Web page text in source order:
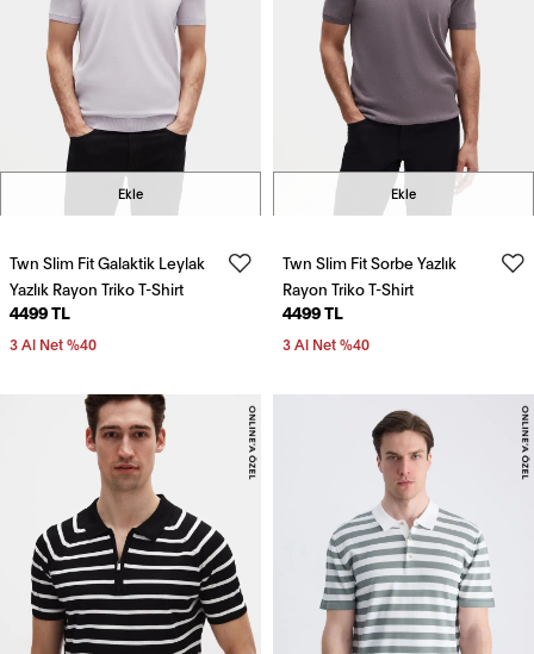
Ekle
Twn Slim Fit Galaktik Leylak
Yazlık Rayon Triko T-Shirt
4499 TL
3 Al Net %40
Ekle
Twn Slim Fit Sorbe Yazlık
Rayon Triko T-Shirt
4499 TL
3 Al Net %40